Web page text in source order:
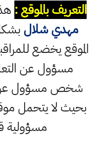
التعريف بالموقع :
مهدي شلال
الموقع يخضع
مسؤول عن
شخص مسؤول عن
بحيث لا يتحمل
مسؤولية